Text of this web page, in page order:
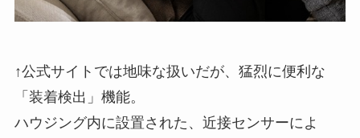
↑公式サイトでは地味な扱いだが、猛烈に便利な
「装着検出」機能。
ハウジング内に設置された、近接センサーによ